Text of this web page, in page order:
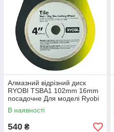
Алмазний відрізний диск
RYOBI TSBA1 102mm 16mm
посадочне Для моделі Ryobi
LTS180M
В наявності
540 ₴